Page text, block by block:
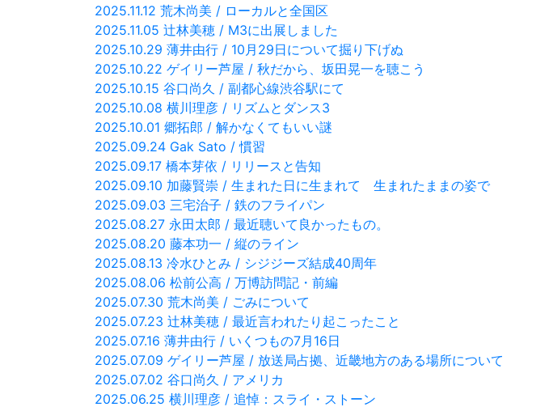
2025.11.12 荒木尚美 / ローカルと全国区
2025.11.05 辻林美穂 / M3に出展しました
2025.10.29 薄井由行 / 10月29日について掘り下げぬ
2025.10.22 ゲイリー芦屋 / 秋だから、坂田晃一を聴こう
2025.10.15 谷口尚久 / 副都心線渋谷駅にて
2025.10.08 横川理彦 / リズムとダンス3
2025.10.01 郷拓郎 / 解かなくてもいい謎
2025.09.24 Gak Sato / 慣習
2025.09.17 橋本芽依 / リリースと告知
2025.09.10 加藤賢崇 / 生まれた日に生まれて 生まれたままの姿で
2025.09.03 三宅治子 / 鉄のフライパン
2025.08.27 永田太郎 / 最近聴いて良かったもの。
2025.08.20 藤本功一 / 縦のライン
2025.08.13 冷水ひとみ / シジジーズ結成40周年
2025.08.06 松前公高 / 万博訪問記・前編
2025.07.30 荒木尚美 / ごみについて
2025.07.23 辻林美穂 / 最近言われたり起こったこと
2025.07.16 薄井由行 / いくつもの7月16日
2025.07.09 ゲイリー芦屋 / 放送局占拠、近畿地方のある場所について
2025.07.02 谷口尚久 / アメリカ
2025.06.25 横川理彦 / 追悼：スライ・ストーン